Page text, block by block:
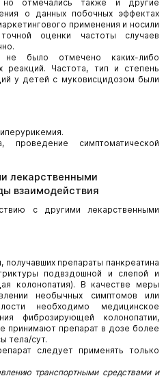
отмечались также и другие
о данных побочных эффектах
применения и носили
оценки частоты случаев
было отмечено каких-либо
реакций. Частота, тип и степень
у детей с муковисцидозом были
симптоматической
лекарственными
взаимодействия
с другими лекарственными
препараты панкреатина
подвздошной и слепой и
колонопатия). В качестве меры
необычных симптомов или
необходимо медицинское
фиброзирующей колонопатии,
принимают препарат в дозе более
тела/сут.
следует применять только
транспортными средствами и